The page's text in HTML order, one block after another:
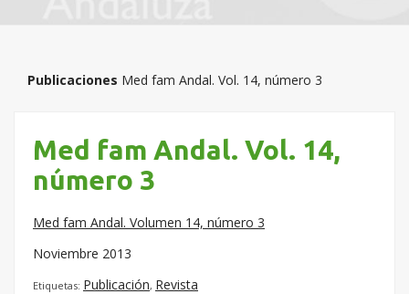
Publicaciones Med fam Andal. Vol. 14, número 3
Med fam Andal. Vol. 14,
número 3
Med fam Andal. Volumen 14, número 3
Noviembre 2013
Etiquetas: Publicación, Revista